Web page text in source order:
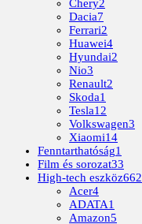
Chery2
Dacia7
Ferrari2
Huawei4
Hyundai2
Nio3
Renault2
Skoda1
Tesla12
Volkswagen3
Xiaomi14
Fenntarthatóság1
Film és sorozat33
High-tech eszköz662
Acer4
ADATA1
Amazon5